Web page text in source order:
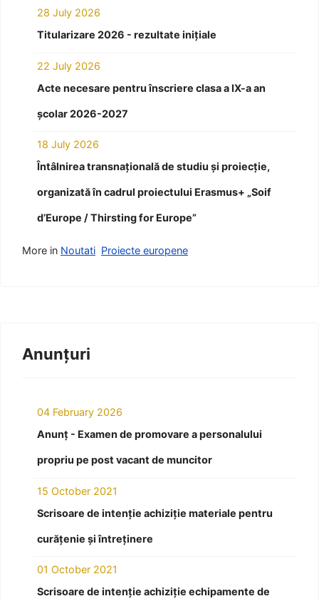
28 July 2026
Titularizare 2026 - rezultate inițiale
22 July 2026
Acte necesare pentru înscriere clasa a IX-a an
școlar 2026-2027
18 July 2026
Întâlnirea transnațională de studiu și proiecție,
organizată în cadrul proiectului Erasmus+ „Soif
d’Europe / Thirsting for Europe”
More in Noutati Proiecte europene
Anunțuri
04 February 2026
Anunț - Examen de promovare a personalului
propriu pe post vacant de muncitor
15 October 2021
Scrisoare de intenție achiziție materiale pentru
curățenie și întreținere
01 October 2021
Scrisoare de intenție achiziție echipamente de